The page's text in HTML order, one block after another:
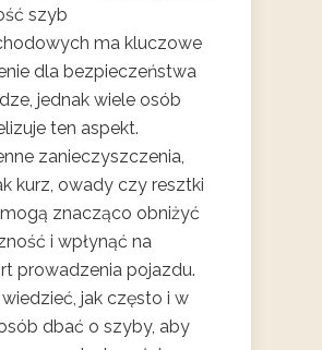
szyb
ma kluczowe
dla bezpieczeństwa
jednak wiele osób
ten aspekt.
zanieczyszczenia,
kurz, owady czy resztki
znacząco obniżyć
i wpłynąć na
prowadzenia pojazdu.
jak często i w
dbać o szyby, aby